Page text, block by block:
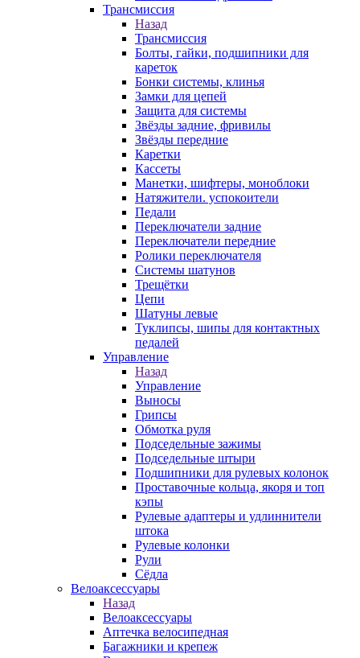
Трансмиссия
Назад
Трансмиссия
Болты, гайки, подшипники для
кареток
Бонки системы, клинья
Замки для цепей
Защита для системы
Звёзды задние, фривилы
Звёзды передние
Каретки
Кассеты
Манетки, шифтеры, моноблоки
Натяжители. успокоители
Педали
Переключатели задние
Переключатели передние
Ролики переключателя
Системы шатунов
Трещётки
Цепи
Шатуны левые
Туклипсы, шипы для контактных
педалей
Управление
Назад
Управление
Выносы
Грипсы
Обмотка руля
Подседельные зажимы
Подседельные штыри
Подшипники для рулевых колонок
Проставочные кольца, якоря и топ
кэпы
Рулевые адаптеры и удлиннители
штока
Рулевые колонки
Рули
Сёдла
Велоаксессуары
Назад
Велоаксессуары
Аптечка велосипедная
Багажники и крепеж